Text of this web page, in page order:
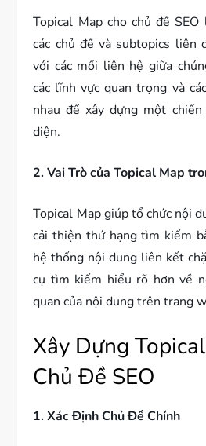
Topical Map cho chủ đề
các chủ đề và subtopics liên
với các mối liên hệ giữa
các lĩnh vực quan trọng và
nhau để xây dựng một
diện.
2. Vai Trò của Topical Map
Topical Map giúp tổ chức nội
cải thiện thứ hạng tìm kiếm
hệ thống nội dung liên kết
cụ tìm kiếm hiểu rõ hơn về
quan của nội dung trên trang
Xây Dựng
Chủ Đề SEO
1. Xác Định Chủ Đề Chính